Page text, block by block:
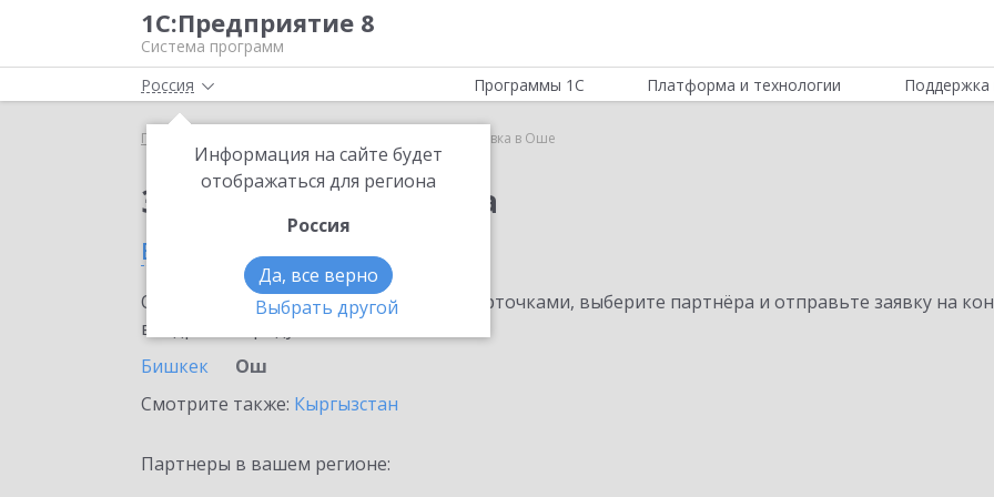
1С:Предприятие 8
Система программ
Россия
Информация на сайте будет
отображаться для региона
Россия
Да, все верно
Выбрать другой
Программы 1С Платформа и технологии Поддержка
Главная 1С:Доставка в Оше
Заказать 1С:Доставка
в Оше
Ознакомьтесь с информационными карточками, выберите партнёра и отправьте заявку на
внедрение продукта.
Бишкек
Ош
Смотрите также: Кыргызстан
Партнеры в вашем регионе: